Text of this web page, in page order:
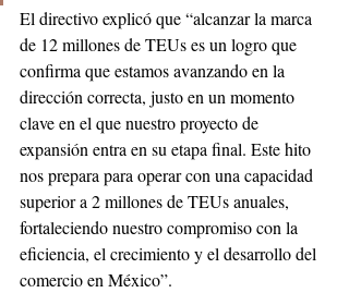
El directivo explicó que “alcanzar la marca
de 12 millones de TEUs es un logro que
confirma que estamos avanzando en la
dirección correcta, justo en un momento
clave en el que nuestro proyecto de
expansión entra en su etapa final. Este hito
nos prepara para operar con una capacidad
superior a 2 millones de TEUs anuales,
fortaleciendo nuestro compromiso con la
eficiencia, el crecimiento y el desarrollo del
comercio en México”.